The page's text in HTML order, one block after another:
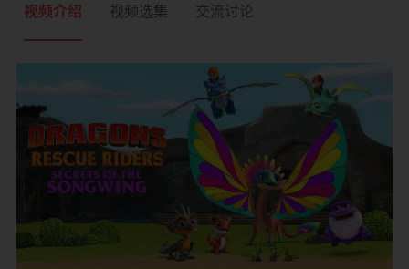
视频介绍 视频选集 交流讨论